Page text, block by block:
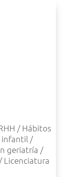
/ Hábitos
infantil /
geriatría /
Licenciatura